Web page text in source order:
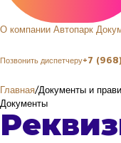
О компании Автопарк
Позвонить диспетчеру+7
Главная/Документы и
Документы